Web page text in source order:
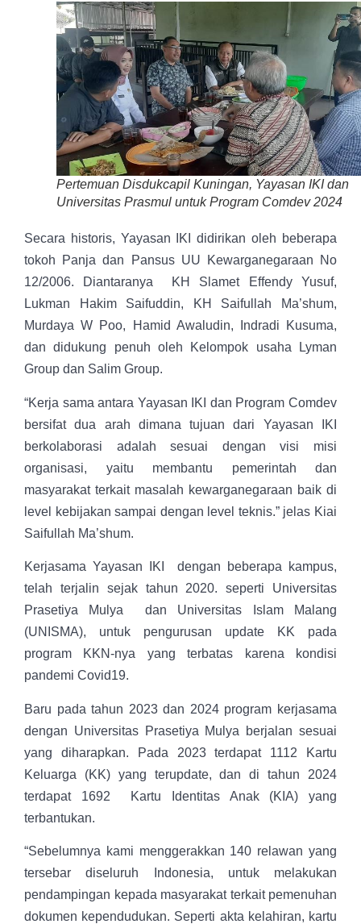
Pertemuan Disdukcapil Kuningan, Yayasan IKI dan
Universitas Prasmul untuk Program Comdev 2024
Secara historis, Yayasan IKI didirikan oleh beberapa
tokoh Panja dan Pansus UU Kewarganegaraan No
12/2006. Diantaranya KH Slamet Effendy Yusuf,
Lukman Hakim Saifuddin, KH Saifullah Ma’shum,
Murdaya W Poo, Hamid Awaludin, Indradi Kusuma,
dan didukung penuh oleh Kelompok usaha Lyman
Group dan Salim Group.
“Kerja sama antara Yayasan IKI dan Program Comdev
bersifat dua arah dimana tujuan dari Yayasan IKI
berkolaborasi adalah sesuai dengan visi misi
organisasi, yaitu membantu pemerintah dan
masyarakat terkait masalah kewarganegaraan baik di
level kebijakan sampai dengan level teknis.” jelas Kiai
Saifullah Ma’shum.
Kerjasama Yayasan IKI dengan beberapa kampus,
telah terjalin sejak tahun 2020. seperti Universitas
Prasetiya Mulya dan Universitas Islam Malang
(UNISMA), untuk pengurusan update KK pada
program KKN-nya yang terbatas karena kondisi
pandemi Covid19.
Baru pada tahun 2023 dan 2024 program kerjasama
dengan Universitas Prasetiya Mulya berjalan sesuai
yang diharapkan. Pada 2023 terdapat 1112 Kartu
Keluarga (KK) yang terupdate, dan di tahun 2024
terdapat 1692 Kartu Identitas Anak (KIA) yang
terbantukan.
“Sebelumnya kami menggerakkan 140 relawan yang
tersebar diseluruh Indonesia, untuk melakukan
pendampingan kepada masyarakat terkait pemenuhan
dokumen kependudukan. Seperti akta kelahiran, kartu